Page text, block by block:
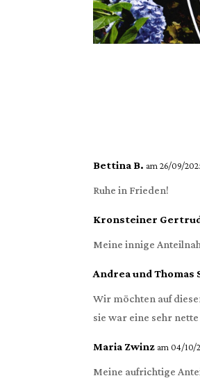
Bettina B. am 26/09/
Ruhe in Frieden!
Kronsteiner
Meine innige
Andrea und Thomas
Wir möchten auf
sie war eine sehr
Maria Zwinz am 04/10/
Meine aufrichtige